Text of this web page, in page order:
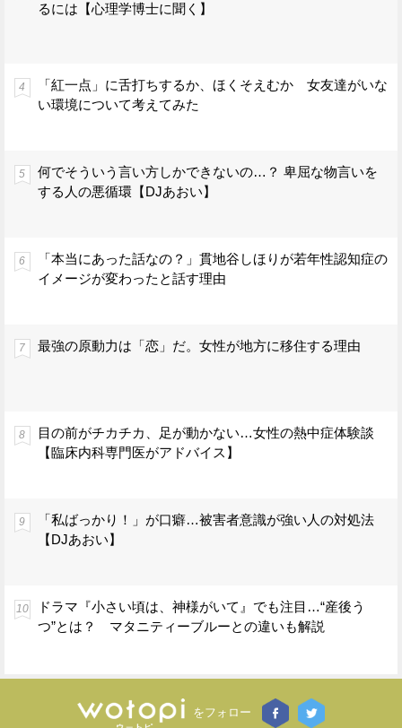
るには【心理学博士に聞く】
「紅一点」に舌打ちするか、ほくそえむか 女友達がいな
い環境について考えてみた
何でそういう言い方しかできないの…？ 卑屈な物言いを
する人の悪循環【DJあおい】
「本当にあった話なの？」貫地谷しほりが若年性認知症の
イメージが変わったと話す理由
最強の原動力は「恋」だ。女性が地方に移住する理由
目の前がチカチカ、足が動かない…女性の熱中症体験談
【臨床内科専門医がアドバイス】
「私ばっかり！」が口癖…被害者意識が強い人の対処法
【DJあおい】
ドラマ『小さい頃は、神様がいて』でも注目…“産後う
つ”とは？ マタニティーブルーとの違いも解説
をフォロー